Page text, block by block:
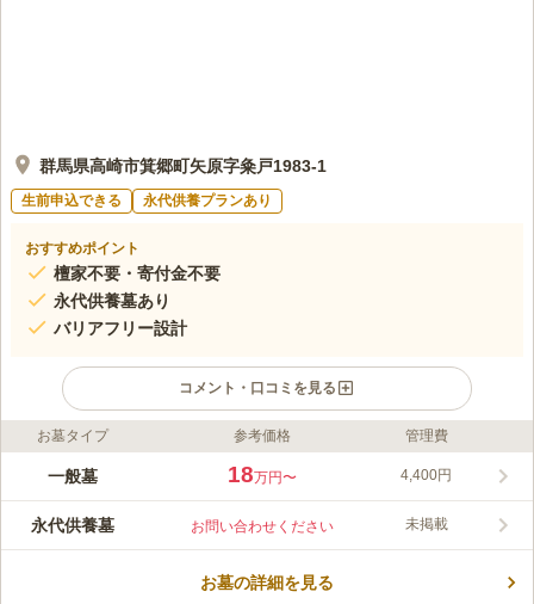
群馬県高崎市箕郷町矢原字粂戸1983-1
生前申込できる 永代供養プランあり
おすすめポイント
檀家不要・寄付金不要
永代供養墓あり
バリアフリー設計
コメント・口コミを見る
ライフドット編集部のコメント
芝桜の里霊園は、宗教不問・寄付金不要でどなたでも利用できま
所のすぐ前でバリアフリー設計です。
お墓タイプ 参考価格 管理費
一般墓 18万円〜 4,400円
永代供養墓 お問い合わせください 未掲載
お墓の詳細を見る